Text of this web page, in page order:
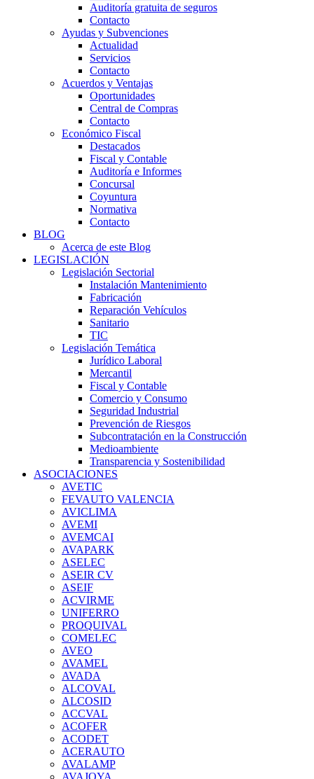
Auditoría gratuita de seguros
Contacto
Ayudas y Subvenciones
Actualidad
Servicios
Contacto
Acuerdos y Ventajas
Oportunidades
Central de Compras
Contacto
Económico Fiscal
Destacados
Fiscal y Contable
Auditoría e Informes
Concursal
Coyuntura
Normativa
Contacto
BLOG
Acerca de este Blog
LEGISLACIÓN
Legislación Sectorial
Instalación Mantenimiento
Fabricación
Reparación Vehículos
Sanitario
TIC
Legislación Temática
Jurídico Laboral
Mercantil
Fiscal y Contable
Comercio y Consumo
Seguridad Industrial
Prevención de Riesgos
Subcontratación en la Construcción
Medioambiente
Transparencia y Sostenibilidad
ASOCIACIONES
AVETIC
FEVAUTO VALENCIA
AVICLIMA
AVEMI
AVEMCAI
AVAPARK
ASELEC
ASEIR CV
ASEIF
ACVIRME
UNIFERRO
PROQUIVAL
COMELEC
AVEO
AVAMEL
AVADA
ALCOVAL
ALCOSID
ACCVAL
ACOFER
ACODET
ACERAUTO
AVALAMP
AVAJOYA